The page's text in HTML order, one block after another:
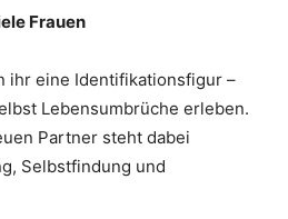
Frauen
ihr eine Identifikationsfigur –
Lebensumbrüche erleben.
Partner steht dabei
Selbstfindung und